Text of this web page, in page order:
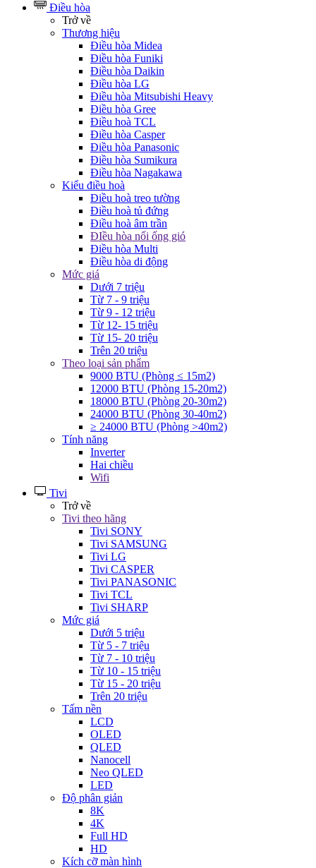
Điều hòa
Trở về
Thương hiệu
Điều hòa Midea
Điều hòa Funiki
Điều hòa Daikin
Điều hòa LG
Điều hòa Mitsubishi Heavy
Điều hòa Gree
Điều hoà TCL
Điều hòa Casper
Điều hòa Panasonic
Điều hòa Sumikura
Điều hòa Nagakawa
Kiểu điều hoà
Điều hoà treo tường
Điều hoà tủ đứng
Điều hoà âm trần
ĐIều hòa nối ống gió
Điều hòa Multi
Điều hòa di động
Mức giá
Dưới 7 triệu
Từ 7 - 9 triệu
Từ 9 - 12 triệu
Từ 12- 15 triệu
Từ 15- 20 triệu
Trên 20 triệu
Theo loại sản phẩm
9000 BTU (Phòng ≤ 15m2)
12000 BTU (Phòng 15-20m2)
18000 BTU (Phòng 20-30m2)
24000 BTU (Phòng 30-40m2)
≥ 24000 BTU (Phòng >40m2)
Tính năng
Inverter
Hai chiều
Wifi
Tivi
Trở về
Tivi theo hãng
Tivi SONY
Tivi SAMSUNG
Tivi LG
Tivi CASPER
Tivi PANASONIC
Tivi TCL
Tivi SHARP
Mức giá
Dưới 5 triệu
Từ 5 - 7 triệu
Từ 7 - 10 triệu
Từ 10 - 15 triệu
Từ 15 - 20 triệu
Trên 20 triệu
Tấm nền
LCD
OLED
QLED
Nanocell
Neo QLED
LED
Độ phân giản
8K
4K
Full HD
HD
Kích cỡ màn hình